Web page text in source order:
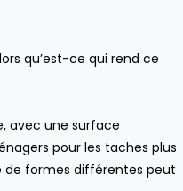
qu’est-ce qui rend ce
avec une surface
pour les taches plus
de formes différentes peut